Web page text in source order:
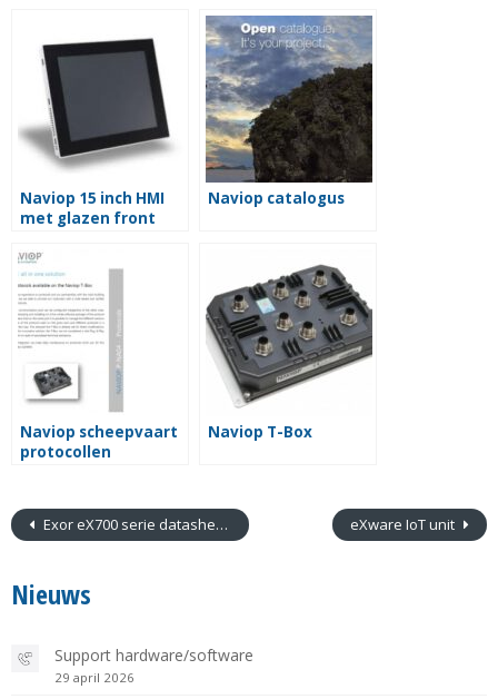
Naviop 15 inch HMI
met glazen front
Naviop catalogus
Naviop scheepvaart
protocollen
Naviop T-Box
Exor eX700 serie datasheets eXware IoT unit
Nieuws
Support hardware/software
29 april 2026